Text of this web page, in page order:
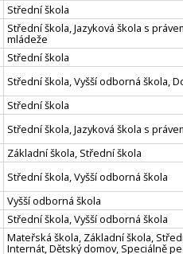
Střední škola
Střední škola, Jazyková škola s
mládeže
Střední škola
Střední škola, Vyšší odborná škola,
Střední škola
Střední škola, Jazyková škola s
Základní škola, Střední škola
Střední škola, Vyšší odborná škola
Vyšší odborná škola
Střední škola, Vyšší odborná škola
Mateřská škola, Základní škola,
Internát, Dětský domov, Speciálně